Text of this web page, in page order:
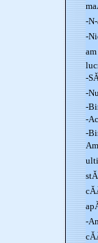
-
-
-
-
-
-
-
-